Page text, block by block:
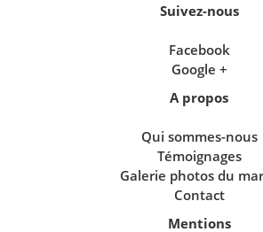
Suivez-nous
Facebook
Google +
A propos
Qui sommes-nous
Témoignages
Galerie photos du
Contact
Mentions